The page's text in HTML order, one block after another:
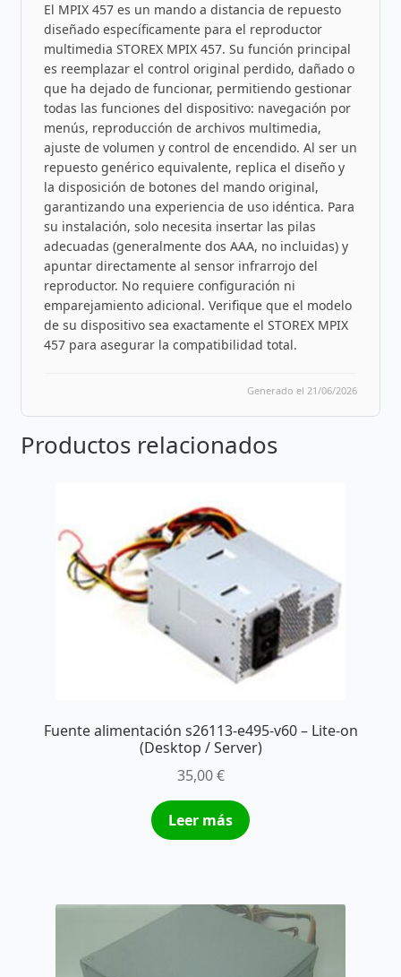
El MPIX 457 es un mando a distancia de repuesto
diseñado específicamente para el reproductor
multimedia STOREX MPIX 457. Su función principal
es reemplazar el control original perdido, dañado o
que ha dejado de funcionar, permitiendo gestionar
todas las funciones del dispositivo: navegación por
menús, reproducción de archivos multimedia,
ajuste de volumen y control de encendido. Al ser un
repuesto genérico equivalente, replica el diseño y
la disposición de botones del mando original,
garantizando una experiencia de uso idéntica. Para
su instalación, solo necesita insertar las pilas
adecuadas (generalmente dos AAA, no incluidas) y
apuntar directamente al sensor infrarrojo del
reproductor. No requiere configuración ni
emparejamiento adicional. Verifique que el modelo
de su dispositivo sea exactamente el STOREX MPIX
457 para asegurar la compatibilidad total.
Generado el 21/06/2026
Productos relacionados
Fuente alimentación s26113-e495-v60 – Lite-on
(Desktop / Server)
35,00€
Leer más